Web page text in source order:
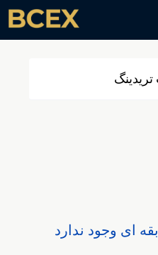
ای وجود ندارد